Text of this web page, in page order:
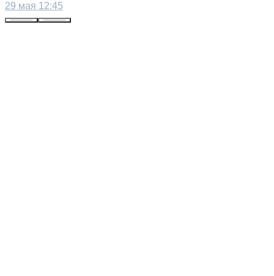
29 мая 12:45